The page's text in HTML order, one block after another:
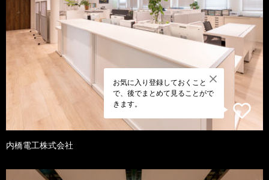
お気に入り登録しておくこと
で、後でまとめて見ることがで
きます。
内橋電工株式会社